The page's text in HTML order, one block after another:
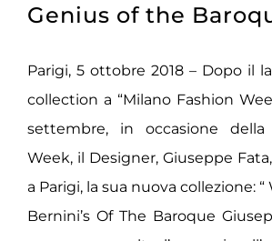
Genius of the
Parigi, 5 ottobre 2018 – Dopo il
collection a “Milano Fashion
settembre, in occasione della
Week, il Designer, Giuseppe
a Parigi, la sua nuova collezione: “
Bernini’s Of The Baroque